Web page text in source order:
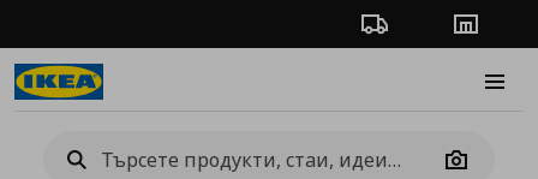
Проследяване на
Camera